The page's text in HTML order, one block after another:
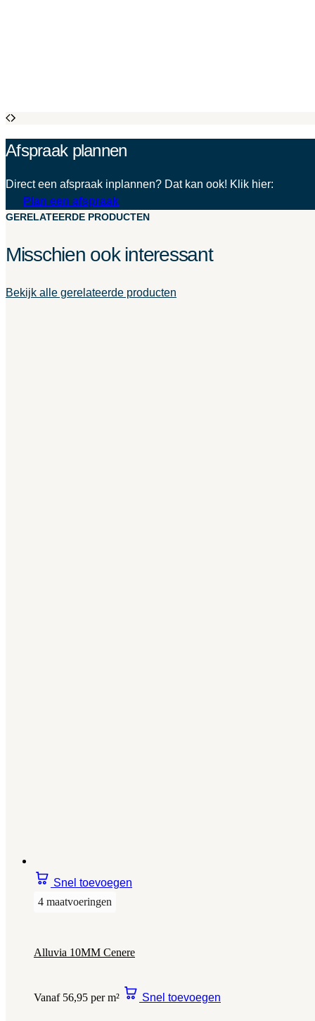
Afspraak plannen
Direct een afspraak inplannen? Dat kan ook! Klik hier:
Plan een afspraak
GERELATEERDE PRODUCTEN
Misschien ook interessant
Bekijk alle gerelateerde producten
Snel toevoegen
4 maatvoeringen
Alluvia 10MM Cenere
Vanaf 56,95 per m² Snel toevoegen